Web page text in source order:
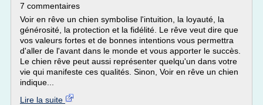
7 commentaires
Voir en rêve un chien symbolise l'intuition, la loyauté, la
générosité, la protection et la fidélité. Le rêve veut dire que
vos valeurs fortes et de bonnes intentions vous permettra
d'aller de l'avant dans le monde et vous apporter le succès.
Le chien rêve peut aussi représenter quelqu'un dans votre
vie qui manifeste ces qualités. Sinon, Voir en rêve un chien
indique...
Lire la suite